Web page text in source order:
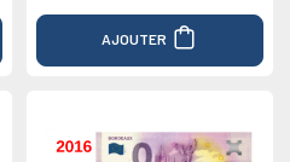
AJOUTER